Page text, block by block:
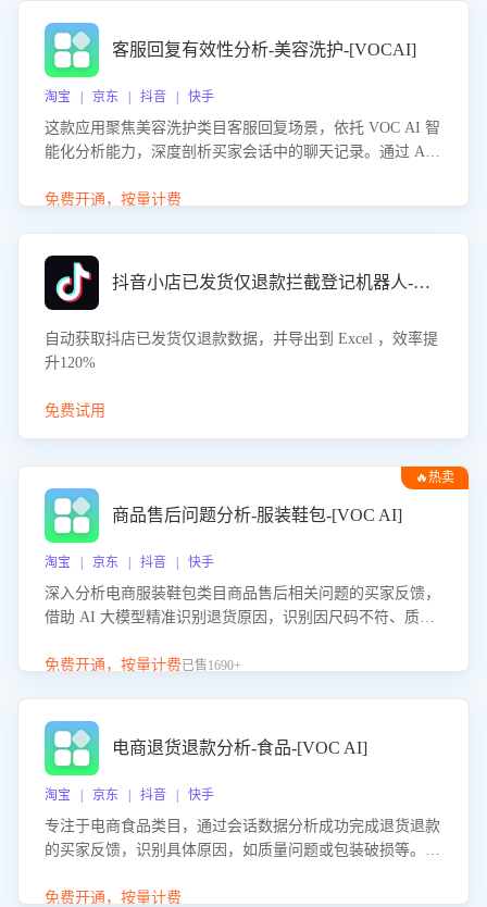
客服回复有效性分析-美容洗护-[VOCAI]
淘宝 | 京东 | 抖音 | 快手
这款应用聚焦美容洗护类目客服回复场景，依托 VOC AI 智
能化分析能力，深度剖析买家会话中的聊天记录。通过 AI
答的有效性与完整性，输出针对性改进策略，助力商家快速
免费开通，按量计费
抖音小店已发货仅退款拦截登记机器人-八爪鱼
自动获取抖店已发货仅退款数据，并导出到 Excel ，效率提
升120%
免费试用
🔥热卖
商品售后问题分析-服装鞋包-[VOC AI]
淘宝 | 京东 | 抖音 | 快手
深入分析电商服装鞋包类目商品售后相关问题的买家反馈，
借助 AI 大模型精准识别退货原因，识别因尺码不符、质量
议，助力商家优化产品或服务，实现销售额的显著提升。
免费开通，按量计费已售1690+
电商退货退款分析-食品-[VOC AI]
淘宝 | 京东 | 抖音 | 快手
专注于电商食品类目，通过会话数据分析成功完成退货退款
的买家反馈，识别具体原因，如质量问题或包装破损等。结
商家降低退款率，提升售后效率。
免费开通，按量计费